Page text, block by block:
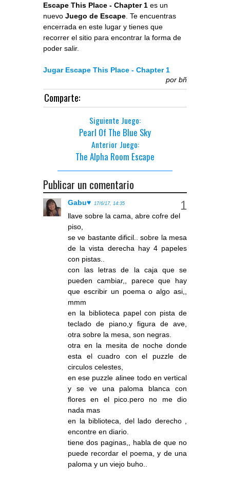
Escape This Place - Chapter 1 es un
nuevo Juego de Escape . Te encuentras
encerrada en este lugar y tienes que
recorrer el sitio para encontrar la forma de
poder salir.
Jugar Escape This Place - Chapter 1
por bñ
Comparte:
Siguiente Juego:
Pearl Of The Blue Sky
Anterior Juego:
The Alpha Room Escape
Publicar un comentario
Gabu♥ 17/6/17, 14:35
llave sobre la cama, abre cofre del
piso,
se ve bastante dificil.. sobre la mesa
de la vista derecha hay 4 papeles
con pistas..
con las letras de la caja que se
pueden cambiar,, parece que hay
que escribir un poema o algo asi,,
mmm
en la biblioteca papel con pista de
teclado de piano,y figura de ave,
otra sobre la mesa, son negras.
otra en la mesita de noche donde
esta el cuadro con el puzzle de
circulos celestes,
en ese puzzle alinee todo en vertical
y se ve una paloma blanca con
flores en el pico.pero no me dio
nada mas
en la biblioteca, del lado derecho ,
encontre en diario.
tiene dos paginas,, habla de que no
puede recordar el poema, y de una
paloma y un viejo buho..